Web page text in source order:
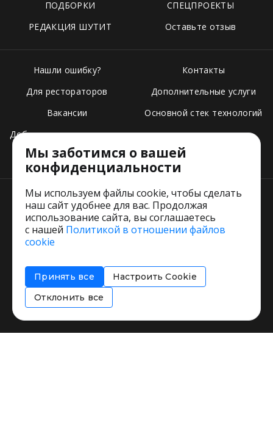
ПОДБОРКИ
СПЕЦПРОЕКТЫ
РЕДАКЦИЯ ШУТИТ
Оставьте отзыв
Нашли ошибку?
Для рестораторов
Вакансии
Добавить свое заведение
Тарифы
Контакты
Дополнительные услуги
Основной стек технологий
Пользовательское соглашение
Соглашение об информировании
Политика использования cookies
Мы заботимся о вашей
конфиденциальности
Мы используем файлы cookie, чтобы сделать
наш сайт удобнее для вас. Продолжая
использование сайта, вы соглашаетесь
с нашей Политикой в отношении файлов
cookie
Принять все
Настроить Cookie
Отклонить все